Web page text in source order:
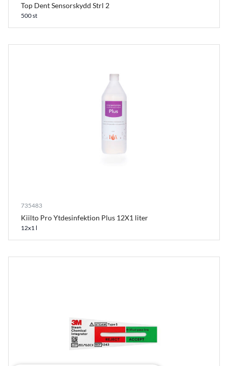
Top Dent Sensorskydd Strl 2
500 st
735483
Kiilto Pro Ytdesinfektion Plus 12X1 liter
12x1 l